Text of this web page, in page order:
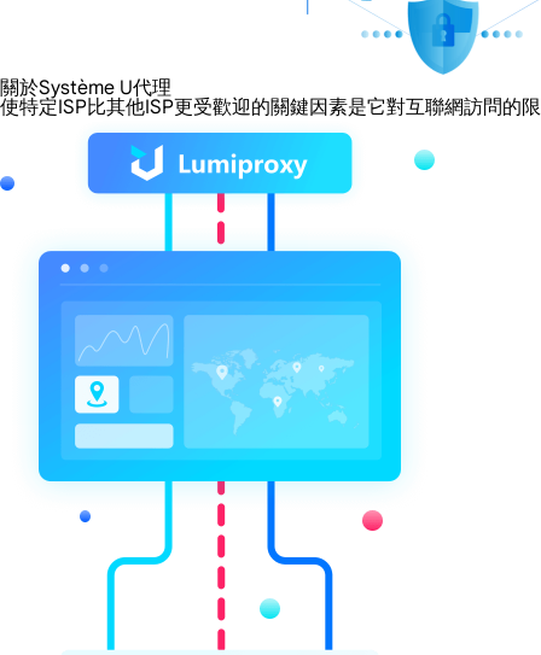
關於Système U代理
使特定ISP比其他ISP更受歡迎的關鍵因素是它對互聯網訪問的